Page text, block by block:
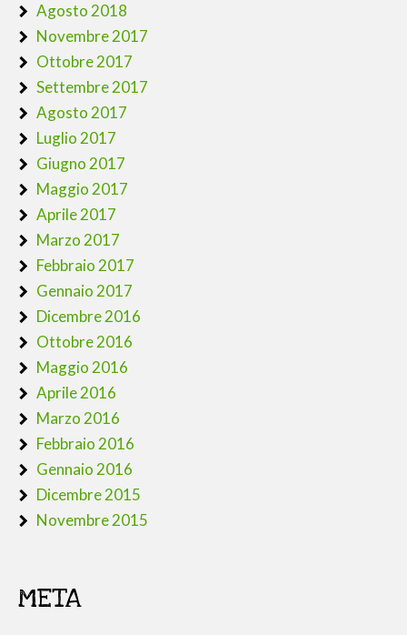
Agosto 2018
Novembre 2017
Ottobre 2017
Settembre 2017
Agosto 2017
Luglio 2017
Giugno 2017
Maggio 2017
Aprile 2017
Marzo 2017
Febbraio 2017
Gennaio 2017
Dicembre 2016
Ottobre 2016
Maggio 2016
Aprile 2016
Marzo 2016
Febbraio 2016
Gennaio 2016
Dicembre 2015
Novembre 2015
META